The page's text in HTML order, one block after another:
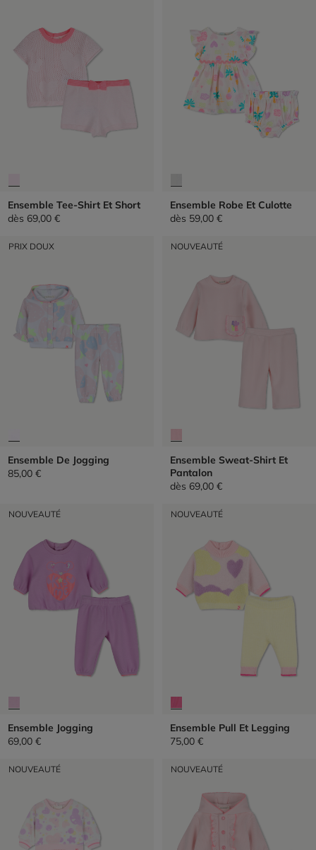
Ensemble Tee-Shirt Et Short
dès 69,00 €
Ensemble Robe Et Culotte
dès 59,00 €
PRIX DOUX
Ensemble De Jogging
85,00 €
NOUVEAUTÉ
Ensemble Sweat-Shirt Et
Pantalon
dès 69,00 €
NOUVEAUTÉ
Ensemble Jogging
69,00 €
NOUVEAUTÉ
Ensemble Pull Et Legging
75,00 €
NOUVEAUTÉ NOUVEAUTÉ